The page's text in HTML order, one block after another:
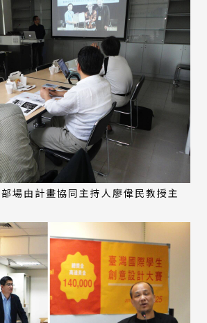
場由計畫協同主持人廖偉民教授主